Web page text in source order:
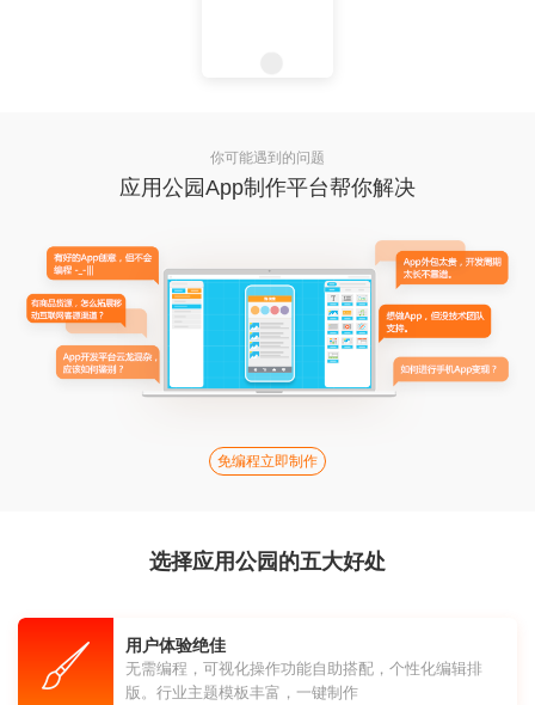
你可能遇到的问题
应用公园App制作平台帮你解决
免编程立即制作
选择应用公园的五大好处
用户体验绝佳
无需编程，可视化操作功能自助搭配，个性化编辑排
版。行业主题模板丰富，一键制作